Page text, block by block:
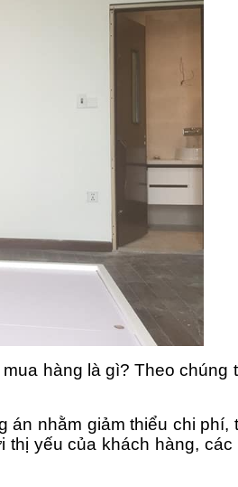
hàng là gì? Theo chúng
nhằm giảm thiểu chi
thị yếu của khách hàng,